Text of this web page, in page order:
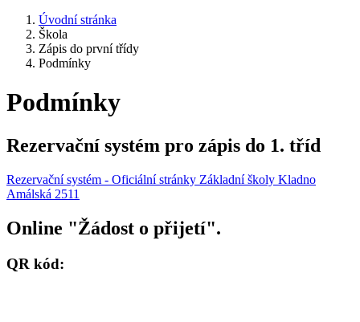
Úvodní stránka
Škola
Zápis do první třídy
Podmínky
Podmínky
Rezervační systém pro zápis do 1. tříd
Rezervační systém - Oficiální stránky Základní školy Kladno
Amálská 2511
Online "Žádost o přijetí".
QR kód: